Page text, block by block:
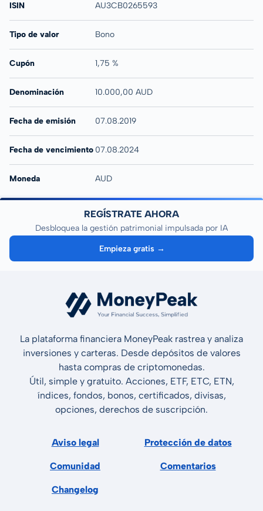
ISIN AU3CB0265593
Tipo de valor Bono
Cupón 1,75 %
Denominación 10.000,00 AUD
Fecha de emisión 07.08.2019
Fecha de vencimiento 07.08.2024
Moneda AUD
REGÍSTRATE AHORA
Desbloquea la gestión patrimonial impulsada por IA
Empieza gratis →
La plataforma financiera MoneyPeak rastrea y analiza
inversiones y carteras. Desde depósitos de valores
hasta compras de criptomonedas.
Útil, simple y gratuito. Acciones, ETF, ETC, ETN,
índices, fondos, bonos, certificados, divisas,
opciones, derechos de suscripción.
Aviso legal Protección de datos
Comunidad Comentarios
Changelog